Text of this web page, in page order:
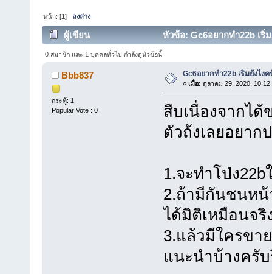
หน้า: [1] ลงล่าง
ผู้เขียน หัวข้อ: Gc6อยากทำ22b เริ่
0 สมาชิก และ 1 บุคคลทั่วไป กำลังดูหัวข้อนี้
Bbb837
กระทู้: 1
Popular Vote : 0
Gc6อยากทำ22b เริ่มยังไง
« เมื่อ: ตุลาคม 29, 2020,
สืบเนื่องจากได้
ตัวถ้งเลยอยาก
1.จะทำโป่ง
2.ถ้ามีกันชนหน้
ได้มิติเหมือนจริ
3.แล้วมีใครขา
แนะนำบ้างครั